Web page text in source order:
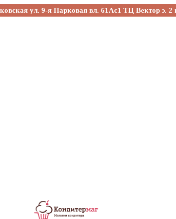
ул. 9-я Парковая вл. 61Ас1 ТЦ Вектор э. 2